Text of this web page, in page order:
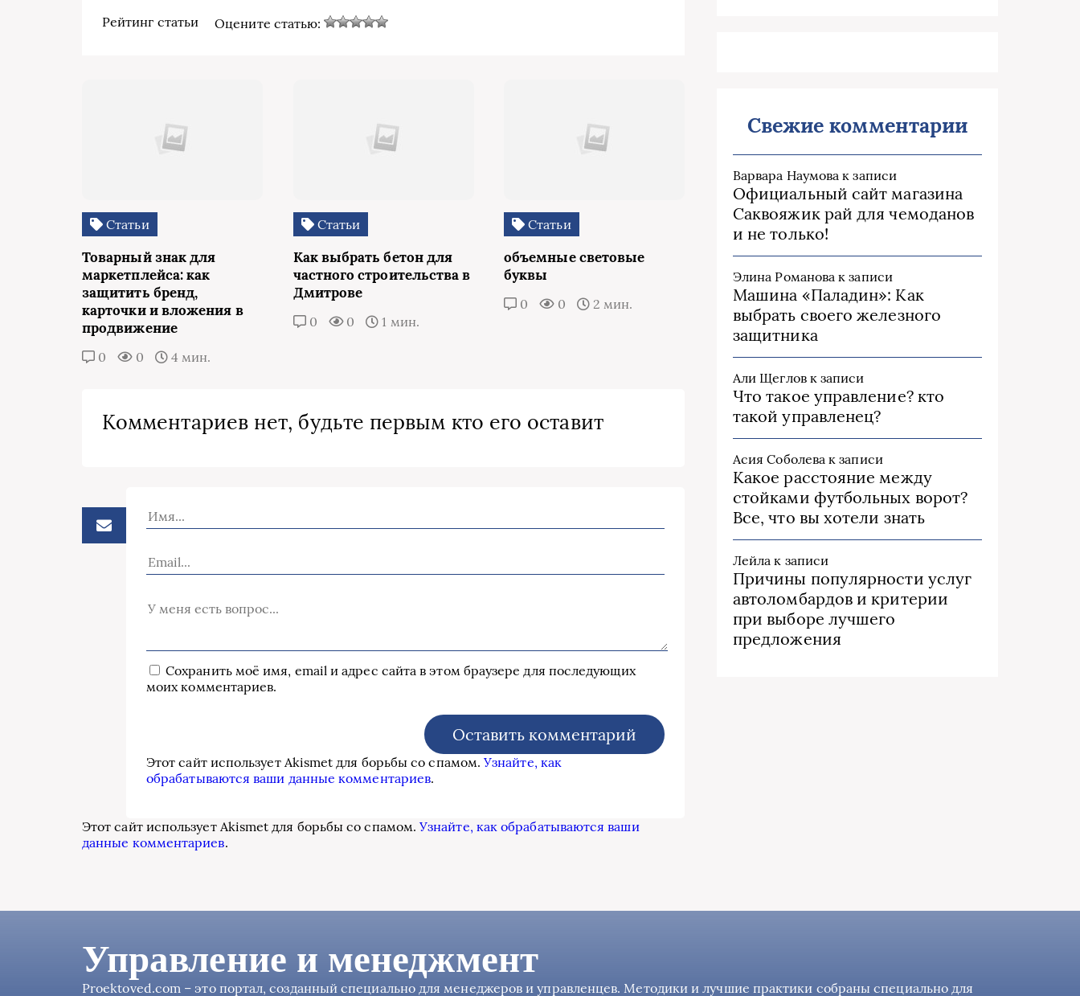
Рейтинг статьи Оцените статью:
Статьи
Товарный знак для
маркетплейса: как
защитить бренд,
карточки и вложения в
продвижение
0 0 4 мин.
Статьи
Как выбрать бетон для
частного строительства в
Дмитрове
0 0 1 мин.
Статьи
объемные световые
буквы
0 0 2 мин.
Комментариев нет, будьте первым кто его оставит
Сохранить моё имя, email и адрес сайта в этом браузере для последующих
моих комментариев.
Этот сайт использует Akismet для борьбы со спамом.Узнайте, как
обрабатываются ваши данные комментариев.
Этот сайт использует Akismet для борьбы со спамом.Узнайте, как обрабатываются ваши
данные комментариев.
Свежие комментарии
Варвара Наумова к записи
Официальный сайт магазина
Саквояжик рай для чемоданов
и не только!
Элина Романова к записи
Машина «Паладин»: Как
выбрать своего железного
защитника
Али Щегловк записи
Что такое управление? кто
такой управленец?
Асия Соболева к записи
Какое расстояние между
стойками футбольных ворот?
Все, что вы хотели знать
Лейла к записи
Причины популярности услуг
автоломбардов и критерии
при выборе лучшего
предложения
Управление и менеджмент
Proektoved.com – это портал, созданный специально для менеджеров и управленцев. Методики и лучшие практики собраны специально для